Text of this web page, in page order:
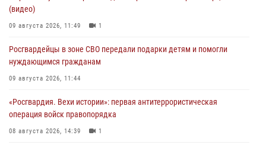
(видео)
09 августа 2026, 11:49 1
Росгвардейцы в зоне СВО передали подарки детям и помогли
нуждающимся гражданам
09 августа 2026, 11:44
«Росгвардия. Вехи истории»: первая антитеррористическая
операция войск правопорядка
08 августа 2026, 14:39 1